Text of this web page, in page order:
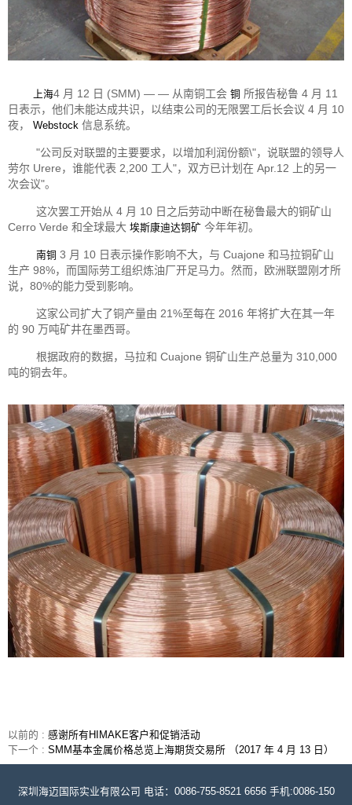
上海4 月 12 日 (SMM) — — 从南铜工会 铜 所报告秘鲁 4 月 11
日表示，他们未能达成共识，以结束公司的无限罢工后长会议 4 月 10
夜， Webstock 信息系统。
"公司反对联盟的主要要求，以增加利润份额\"，说联盟的领导人
劳尔 Urere，谁能代表 2,200 工人"，双方已计划在 Apr.12 上的另一
次会议"。
这次罢工开始从 4 月 10 日之后劳动中断在秘鲁最大的铜矿山
Cerro Verde 和全球最大 埃斯康迪达铜矿 今年年初。
南铜 3 月 10 日表示操作影响不大，与 Cuajone 和马拉铜矿山
生产 98%，而国际劳工组织炼油厂开足马力。然而，欧洲联盟刚才所
说，80%的能力受到影响。
这家公司扩大了铜产量由 21%至每在 2016 年将扩大在其一年
的 90 万吨矿井在墨西哥。
根据政府的数据，马拉和 Cuajone 铜矿山生产总量为 310,000
吨的铜去年。
以前的 : 感谢所有HIMAKE客户和促销活动
下一个 : SMM基本金属价格总览上海期货交易所 （2017 年 4 月 13 日）
深圳海迈国际实业有限公司 电话：0086-755-8521 6656 手机:0086-150